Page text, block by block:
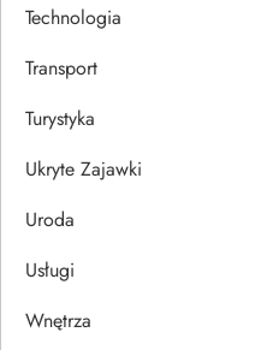
Technologia
Transport
Turystyka
Ukryte Zajawki
Uroda
Usługi
Wnętrza